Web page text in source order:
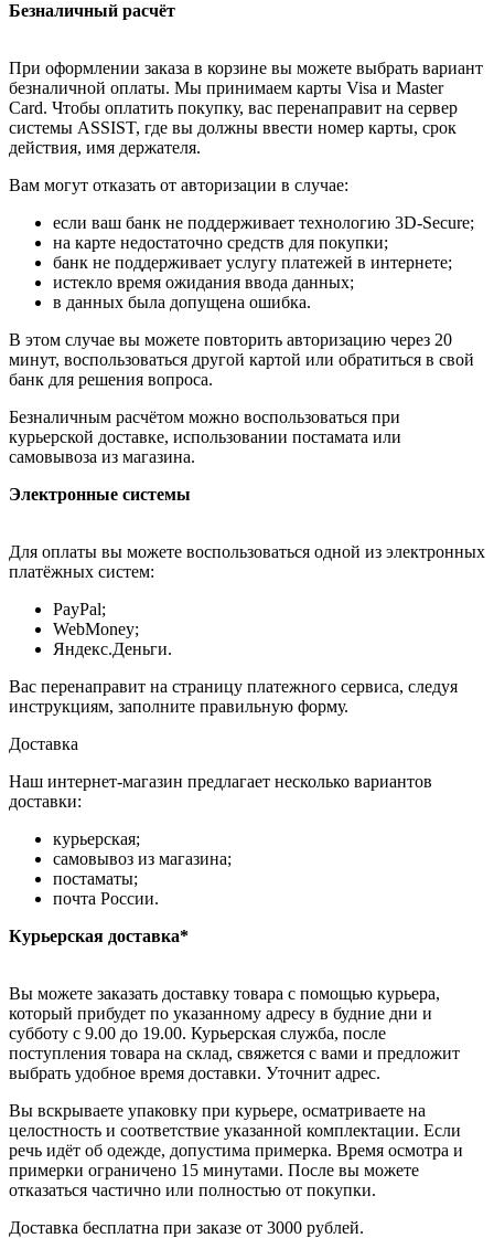
Безналичный расчёт
При оформлении заказа в корзине вы можете выбрать вариант
безналичной оплаты. Мы принимаем карты Visa и Master
Card. Чтобы оплатить покупку, вас перенаправит на сервер
системы ASSIST, где вы должны ввести номер карты, срок
действия, имя держателя.
Вам могут отказать от авторизации в случае:
если ваш банк не поддерживает технологию 3D-Secure;
на карте недостаточно средств для покупки;
банк не поддерживает услугу платежей в интернете;
истекло время ожидания ввода данных;
в данных была допущена ошибка.
В этом случае вы можете повторить авторизацию через 20
минут, воспользоваться другой картой или обратиться в свой
банк для решения вопроса.
Безналичным расчётом можно воспользоваться при
курьерской доставке, использовании постамата или
самовывоза из магазина.
Электронные системы
Для оплаты вы можете воспользоваться одной из электронных
платёжных систем:
PayPal;
WebMoney;
Яндекс.Деньги.
Вас перенаправит на страницу платежного сервиса, следуя
инструкциям, заполните правильную форму.
Доставка
Наш интернет-магазин предлагает несколько вариантов
доставки:
курьерская;
самовывоз из магазина;
постаматы;
почта России.
Курьерская доставка*
Вы можете заказать доставку товара с помощью курьера,
который прибудет по указанному адресу в будние дни и
субботу с 9.00 до 19.00. Курьерская служба, после
поступления товара на склад, свяжется с вами и предложит
выбрать удобное время доставки. Уточнит адрес.
Вы вскрываете упаковку при курьере, осматриваете на
целостность и соответствие указанной комплектации. Если
речь идёт об одежде, допустима примерка. Время осмотра и
примерки ограничено 15 минутами. После вы можете
отказаться частично или полностью от покупки.
Доставка бесплатна при заказе от 3000 рублей.